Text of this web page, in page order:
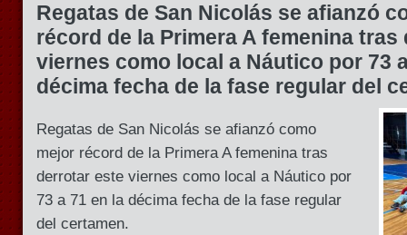
Regatas de San Nicolás se afianzó
récord de la Primera A femenina
viernes como local a Náutico por 73
décima fecha de la fase regular del
Regatas de San Nicolás se afianzó como
mejor récord de la Primera A femenina tras
derrotar este viernes como local a Náutico por
73 a 71 en la décima fecha de la fase regular
del certamen.